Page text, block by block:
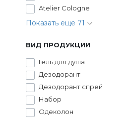
Atelier Cologne
Показать еще 71
ВИД ПРОДУКЦИИ
Гель для душа
Дезодорант
Дезодорант спрей
Набор
Одеколон